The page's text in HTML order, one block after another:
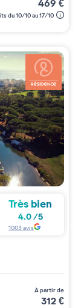
469 €
du 10/10 au 17/10
Très bien
4.0/5
1003avis
à partir de
312€